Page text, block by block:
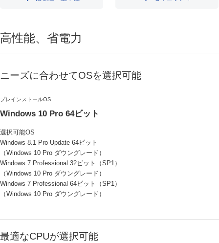
高性能、省電力
ニーズに合わせてOSを選択可能
プレインストールOS
Windows 10 Pro 64ビット
選択可能OS
Windows 8.1 Pro Update 64ビット
（Windows 10 Pro ダウングレード）
Windows 7 Professional 32ビット（SP1）
（Windows 10 Pro ダウングレード）
Windows 7 Professional 64ビット（SP1）
（Windows 10 Pro ダウングレード）
最適なCPUが選択可能